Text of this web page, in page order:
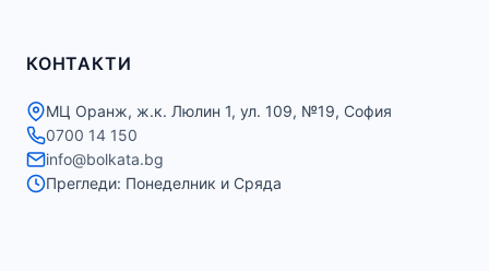
КОНТАКТИ
МЦ Оранж, ж.к. Люлин 1, ул. 109, №19, София
0700 14 150
info@bolkata.bg
Прегледи: Понеделник и Сряда